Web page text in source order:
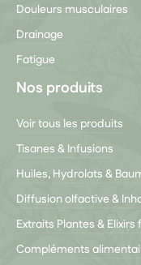
Douleurs musculaires
Drainage
Fatigue
Nos produits
Voir tous les produits
Tisanes & Infusions
Huiles, Hydrolats &
Diffusion olfactive &
Extraits Plantes & Elixirs
Compléments